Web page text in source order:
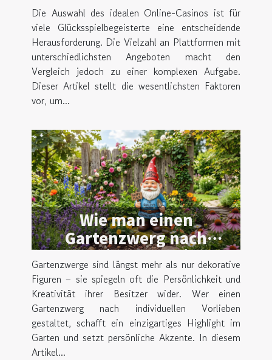
auswählt
Die Auswahl des idealen Online-Casinos ist für
viele Glücksspielbegeisterte eine entscheidende
Herausforderung. Die Vielzahl an Plattformen mit
unterschiedlichsten Angeboten macht den
Vergleich jedoch zu einer komplexen Aufgabe.
Dieser Artikel stellt die wesentlichsten Faktoren
vor, um...
Wie man einen
Gartenzwerg nach
persönlichen Vorlieben
gestaltet
Gartenzwerge sind längst mehr als nur dekorative
Figuren – sie spiegeln oft die Persönlichkeit und
Kreativität ihrer Besitzer wider. Wer einen
Gartenzwerg nach individuellen Vorlieben
gestaltet, schafft ein einzigartiges Highlight im
Garten und setzt persönliche Akzente. In diesem
Artikel...